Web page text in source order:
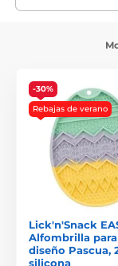
-30%
Rebajas de verano
Lick'n'Snack
Alfombrilla
diseño Pascua,
silicona